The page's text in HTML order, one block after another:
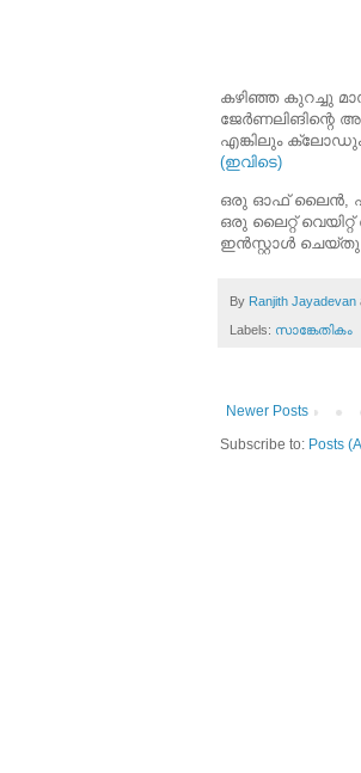
കഴിഞ്ഞ കുറച്ചു
ജേർണലിങിന്റെ
എങ്കിലും ക്ലോഡും,
(ഇവിടെ)
ഒരു ഓഫ് ലൈൻ, ഫ്രീ
ഒരു ലൈറ്റ്
ഇൻസ്റ്റാൾ
By Ranjith Jayadevan
Labels: സാങ്കേതികം
Newer Posts
Subscribe to: Posts